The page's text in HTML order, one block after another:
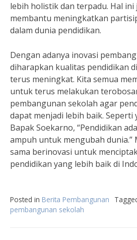
lebih holistik dan terpadu. Hal ini
membantu meningkatkan
dalam dunia pendidikan.
Dengan adanya inovasi
diharapkan kualitas pendidikan
terus meningkat. Kita semua
untuk terus melakukan
pembangunan sekolah agar
dapat menjadi lebih baik. Seperti
Bapak Soekarno, “Pendidikan
ampuh untuk mengubah dunia.”
sama berinovasi untuk
pendidikan yang lebih baik di
Posted in Berita Pembangunan
pembangunan sekolah